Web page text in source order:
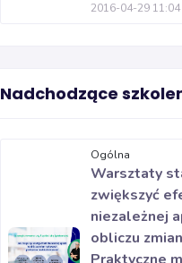
2016-04-29 11:04
Nadchodzące
Ogólna
Warsztaty
zwiększyć
niezależnej
obliczu